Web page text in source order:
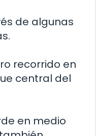
de algunas
recorrido en
central del
en medio